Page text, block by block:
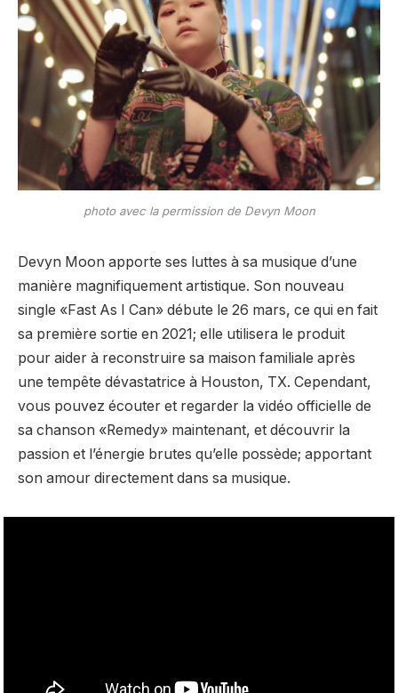
photo avec la permission de Devyn Moon
Devyn Moon apporte ses luttes à sa musique d’une
manière magnifiquement artistique. Son nouveau
single «Fast As I Can» débute le 26 mars, ce qui en fait
sa première sortie en 2021; elle utilisera le produit
pour aider à reconstruire sa maison familiale après
une tempête dévastatrice à Houston, TX. Cependant,
vous pouvez écouter et regarder la vidéo officielle de
sa chanson «Remedy» maintenant, et découvrir la
passion et l’énergie brutes qu’elle possède; apportant
son amour directement dans sa musique.